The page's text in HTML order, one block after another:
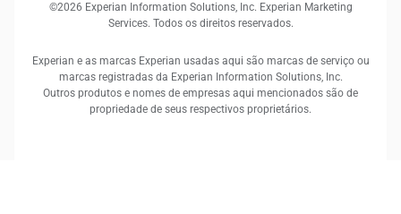
©2026 Experian Information Solutions, Inc. Experian Marketing
Services. Todos os direitos reservados.
Experian e as marcas Experian usadas aqui são marcas de serviço ou
marcas registradas da Experian Information Solutions, Inc.
Outros produtos e nomes de empresas aqui mencionados são de
propriedade de seus respectivos proprietários.